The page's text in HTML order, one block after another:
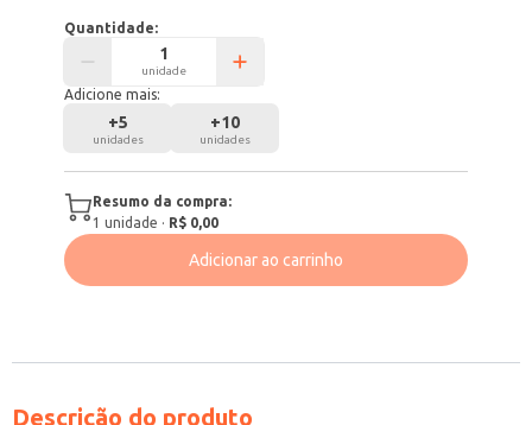
Quantidade:
unidade
Adicione mais:
+5
unidades
+10
unidades
Resumo da compra:
1 unidade · R$ 0,00
Adicionar ao carrinho
Descrição do produto